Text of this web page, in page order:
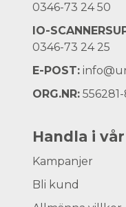
0346-73 24 50
IO-
0346-73 24 25
E-POST:
ORG.NR:
Handla i
Kampanjer
Bli kund